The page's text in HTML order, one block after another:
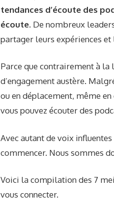
tendances d’écoute des
écoute. De nombreux
partager leurs expériences
Parce que contrairement à la
d’engagement austère.
ou en déplacement, même
vous pouvez écouter des
Avec autant de voix
commencer. Nous sommes
Voici la compilation des 7
vous connecter.